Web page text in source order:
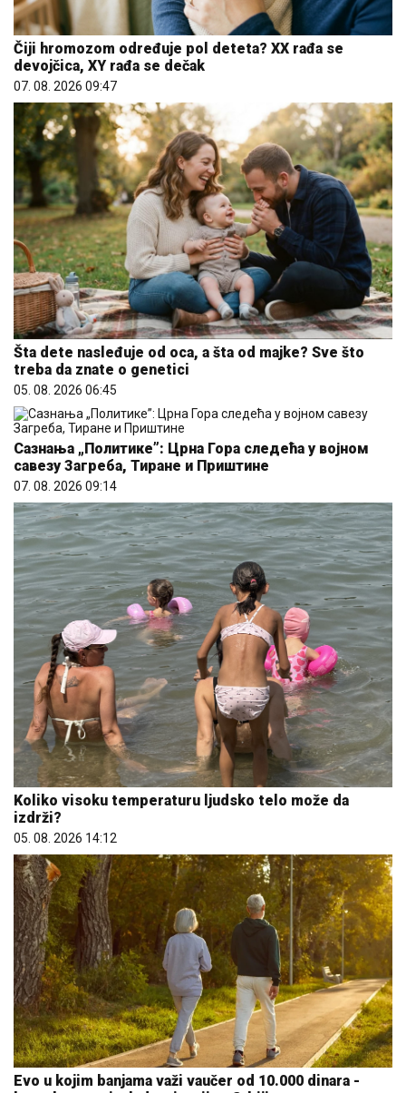
Čiji hromozom određuje pol deteta? XX rađa se
devojčica, XY rađa se dečak
07. 08. 2026 09:47
Šta dete nasleđuje od oca, a šta od majke? Sve što
treba da znate o genetici
05. 08. 2026 06:45
Сазнања „Политике”: Црна Гора следећа у војном
савезу Загреба, Тиране и Приштине
07. 08. 2026 09:14
Koliko visoku temperaturu ljudsko telo može da
izdrži?
05. 08. 2026 14:12
Evo u kojim banjama važi vaučer od 10.000 dinara -